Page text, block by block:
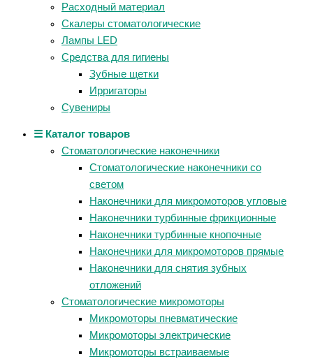
Расходный материал
Скалеры стоматологические
Лампы LED
Средства для гигиены
Зубные щетки
Ирригаторы
Сувениры
☰ Каталог товаров
Стоматологические наконечники
Стоматологические наконечники со
светом
Наконечники для микромоторов угловые
Наконечники турбинные фрикционные
Наконечники турбинные кнопочные
Наконечники для микромоторов прямые
Наконечники для снятия зубных
отложений
Стоматологические микромоторы
Микромоторы пневматические
Микромоторы электрические
Микромоторы встраиваемые